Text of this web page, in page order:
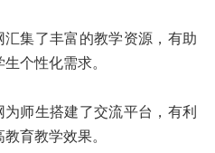
集了丰富的教学资源，有助
个性化需求。
师生搭建了交流平台，有利
育教学效果。